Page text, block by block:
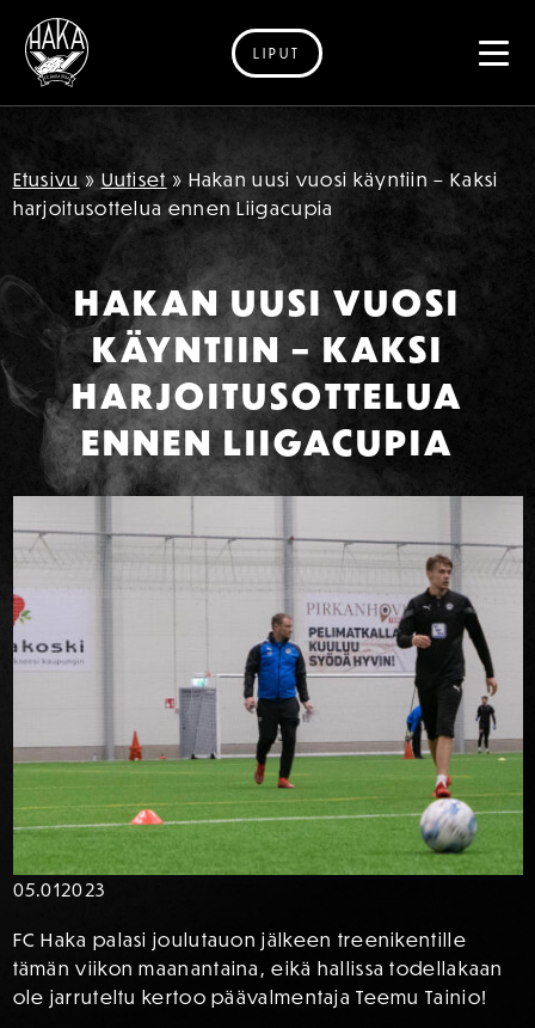
Siirry sisältöön
LIPUT
Etusivu » Uutiset » Hakan uusi vuosi käyntiin – Kaksi
harjoitusottelua ennen Liigacupia
HAKAN UUSI VUOSI
KÄYNTIIN – KAKSI
HARJOITUSOTTELUA
ENNEN LIIGACUPIA
05.012023
FC Haka palasi joulutauon jälkeen treenikentille
tämän viikon maanantaina, eikä hallissa todellakaan
ole jarruteltu kertoo päävalmentaja Teemu Tainio!